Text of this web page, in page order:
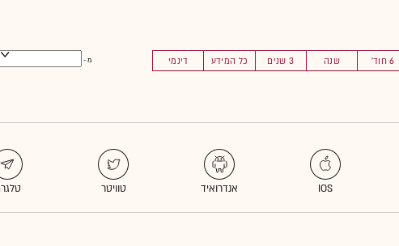
6 חוד' שנה 3 שנים כל המידע דינמי מ -